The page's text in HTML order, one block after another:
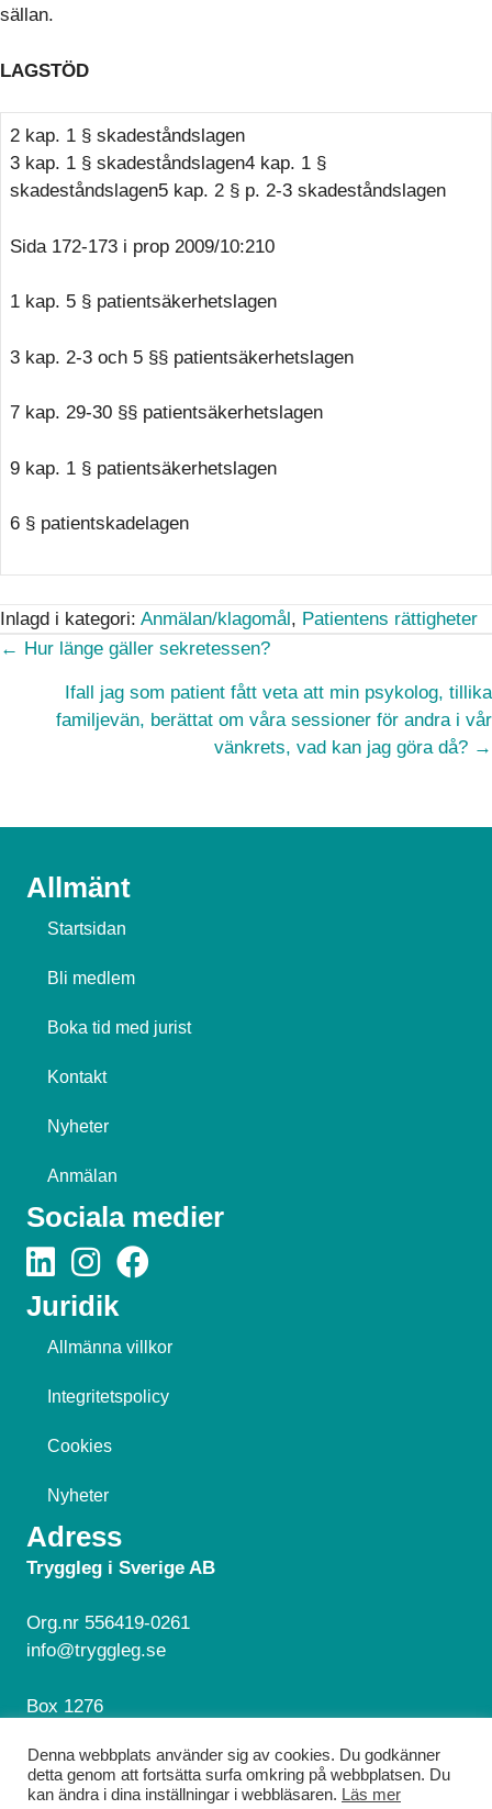
sällan.
LAGSTÖD
2 kap. 1 § skadeståndslagen
3 kap. 1 § skadeståndslagen4 kap. 1 §
skadeståndslagen5 kap. 2 § p. 2-3 skadeståndslagen
Sida 172-173 i prop 2009/10:210
1 kap. 5 § patientsäkerhetslagen
3 kap. 2-3 och 5 §§ patientsäkerhetslagen
7 kap. 29-30 §§ patientsäkerhetslagen
9 kap. 1 § patientsäkerhetslagen
6 § patientskadelagen
Inlagd i kategori: Anmälan/klagomål, Patientens rättigheter
Posts
navigation
← Hur länge gäller sekretessen?
Ifall jag som patient fått veta att min psykolog, tillika
familjevän, berättat om våra sessioner för andra i vår
vänkrets, vad kan jag göra då? →
Allmänt
Startsidan
Bli medlem
Boka tid med jurist
Kontakt
Nyheter
Anmälan
Sociala medier
Juridik
Allmänna villkor
Integritetspolicy
Cookies
Nyheter
Adress
Tryggleg i Sverige AB
Org.nr 556419-0261
info@tryggleg.se
Box 1276
Hör av dig!
Denna webbplats använder sig av cookies. Du godkänner
detta genom att fortsätta surfa omkring på webbplatsen. Du
kan ändra i dina inställningar i webbläsaren. Läs mer